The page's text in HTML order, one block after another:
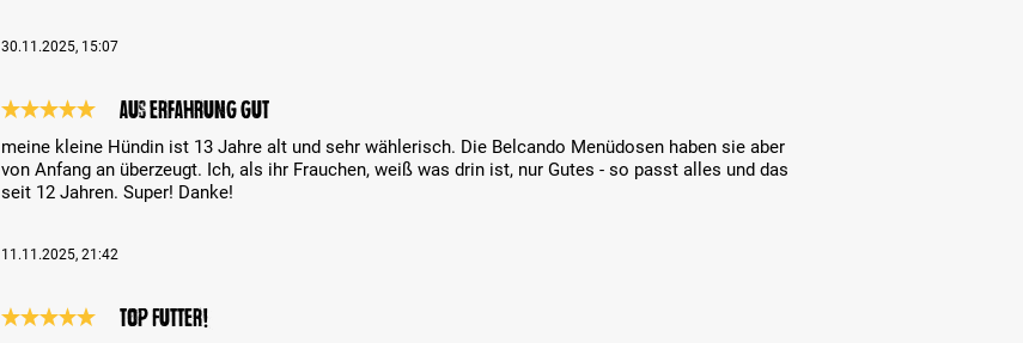
30.11.2025, 15:07
aus Erfahrung gut
meine kleine Hündin ist 13 Jahre alt und sehr wählerisch. Die Belcando Menüdosen haben sie aber
von Anfang an überzeugt. Ich, als ihr Frauchen, weiß was drin ist, nur Gutes - so passt alles und das
seit 12 Jahren. Super! Danke!
11.11.2025, 21:42
Top Futter!